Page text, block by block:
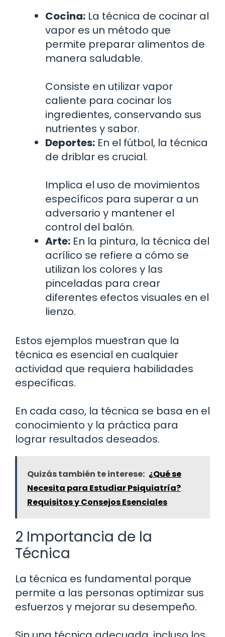
Cocina: La técnica de cocinar al
vapor es un método que
permite preparar alimentos de
manera saludable.
Consiste en utilizar vapor
caliente para cocinar los
ingredientes, conservando sus
nutrientes y sabor.
Deportes: En el fútbol, la técnica
de driblar es crucial.
Implica el uso de movimientos
específicos para superar a un
adversario y mantener el
control del balón.
Arte: En la pintura, la técnica del
acrílico se refiere a cómo se
utilizan los colores y las
pinceladas para crear
diferentes efectos visuales en el
lienzo.
Estos ejemplos muestran que la
técnica es esencial en cualquier
actividad que requiera habilidades
específicas.
En cada caso, la técnica se basa en el
conocimiento y la práctica para
lograr resultados deseados.
Quizás también te interese: ¿Qué se
Necesita para Estudiar Psiquiatría?
Requisitos y Consejos Esenciales
2 Importancia de la
Técnica
La técnica es fundamental porque
permite a las personas optimizar sus
esfuerzos y mejorar su desempeño.